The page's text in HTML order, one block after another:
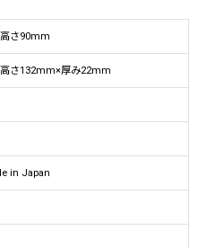
さ90mm
さ132mm×厚み22mm
in Japan